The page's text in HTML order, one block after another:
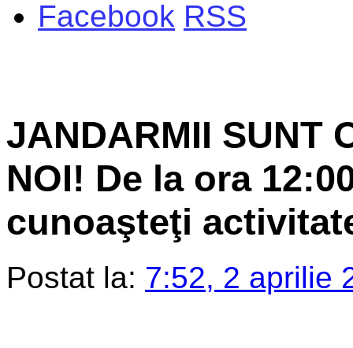
JANDARMII SUNT
NOI! De la ora
cunoaşteţi
Postat la: 7:52, 2 aprilie